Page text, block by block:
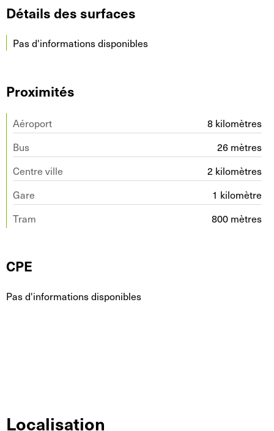
Détails des surfaces
Pas d'informations disponibles
Proximités
Aéroport
8 kilomètres
Bus
26 mètres
Centre ville
2 kilomètres
Gare
1 kilomètre
Tram
800 mètres
CPE
Pas d'informations disponibles
Localisation